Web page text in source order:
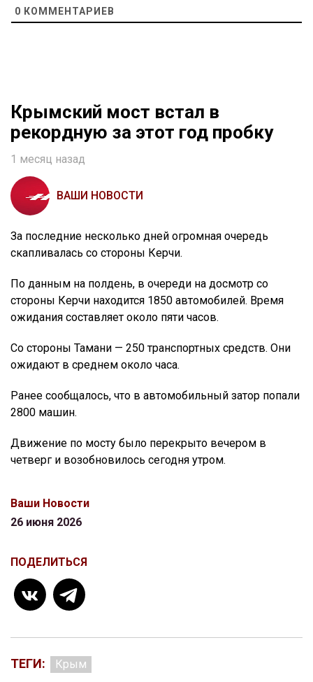
0 КОММЕНТАРИЕВ
Крымский мост встал в
рекордную за этот год пробку
1 месяц назад
ВАШИ НОВОСТИ
За последние несколько дней огромная очередь
скапливалась со стороны Керчи.
По данным на полдень, в очереди на досмотр со
стороны Керчи находится 1850 автомобилей. Время
ожидания составляет около пяти часов.
Со стороны Тамани — 250 транспортных средств. Они
ожидают в среднем около часа.
Ранее сообщалось, что в автомобильный затор попали
2800 машин.
Движение по мосту было перекрыто вечером в
четверг и возобновилось сегодня утром.
Ваши Новости
26 июня 2026
ПОДЕЛИТЬСЯ
ТЕГИ: Крым